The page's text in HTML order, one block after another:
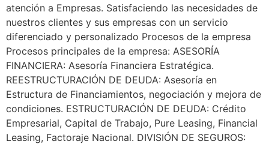
atención a Empresas. Satisfaciendo las necesidades de
nuestros clientes y sus empresas con un servicio
diferenciado y personalizado Procesos de la empresa
Procesos principales de la empresa: ASESORÍA
FINANCIERA: Asesoría Financiera Estratégica.
REESTRUCTURACIÓN DE DEUDA: Asesoría en
Estructura de Financiamientos, negociación y mejora de
condiciones. ESTRUCTURACIÓN DE DEUDA: Crédito
Empresarial, Capital de Trabajo, Pure Leasing, Financial
Leasing, Factoraje Nacional. DIVISIÓN DE SEGUROS: